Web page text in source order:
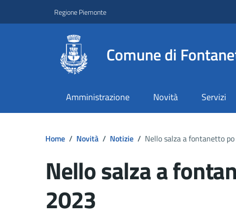
Regione Piemonte
Comune di
Amministrazione Novità Servizi
Home / Novità / Notizie / Nello salza a fontanetto
Nello salza a
2023